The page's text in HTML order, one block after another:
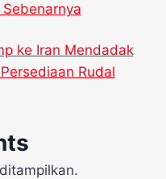
ke Iran Mendadak
Rudal